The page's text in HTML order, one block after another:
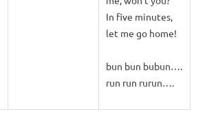
In five minutes,
let me go home!
bun bun bubun….
run run rurun….